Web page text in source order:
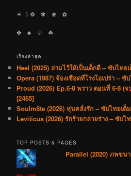
☀︎ ☽ ❁ ✾ ❀ ✿
✤ ♣︎ ♧ ☘︎
เรื่องล่าสุด
Heel (2025) ล่ามไว้ให้เป็นเด็กดี – ซับไทย
Opera (1987) จ้องเชือดที่โรงโอเปร่า – ซั
Proud (2026) Ep.6-8 พราว ตอนที่ 6-8 (จ
[2465]
Soulm8te (2026) หุ่นคลั่งรัก – ซับไทยเต็ม
Leviticus (2026) รักร้ายกลายร่าง – ซับไท
TOP POSTS & PAGES
Parallel (2020) ภพขน